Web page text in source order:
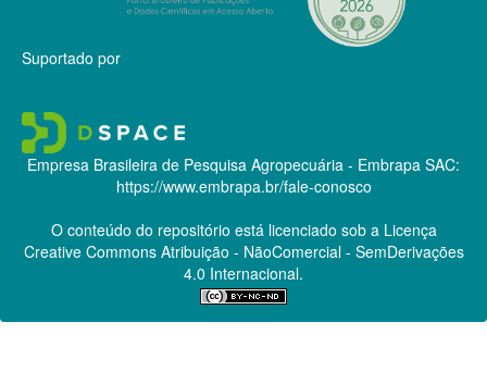
Suportado por
Empresa Brasileira de Pesquisa Agropecuária - Embrapa SAC:
https://www.embrapa.br/fale-conosco
O conteúdo do repositório está licenciado sob a Licença
Creative CommonsAtribuição - NãoComercial - SemDerivações
4.0 Internacional.